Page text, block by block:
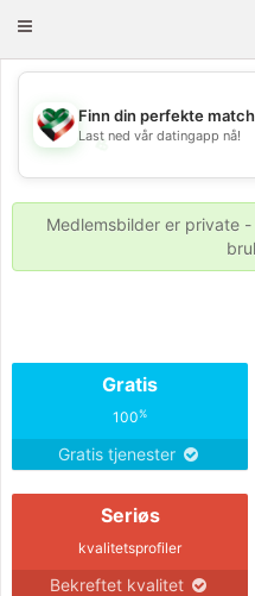
Toggle
💖
💕
Finn din perfekte match
Last ned vår datingapp nå!
Medlemsbilder er private
Gratis
100%
Gratis tjenester
Seriøs
kvalitetsprofiler
Bekreftet kvalitet